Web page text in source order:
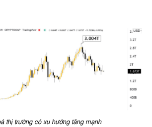
thị trường có xu hướng tăng mạnh